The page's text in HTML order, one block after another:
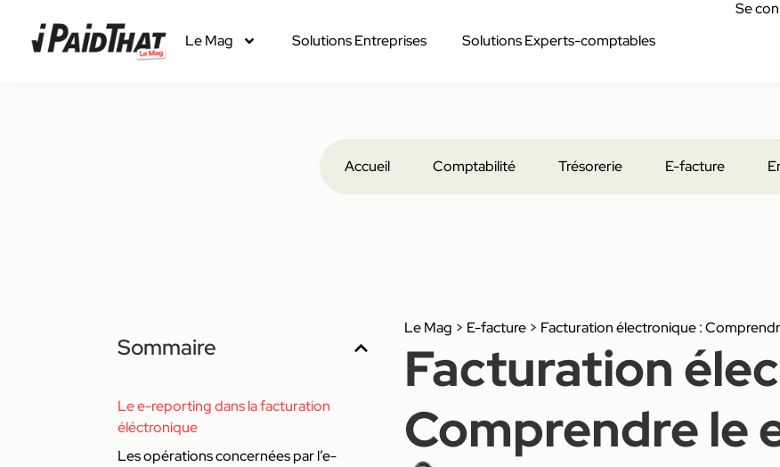
Le Mag Solutions Entreprises Solutions Experts-comptables
Se
Accueil Comptabilité Trésorerie E-facture
Sommaire
Le e-reporting dans la facturation
éléctronique
Les opérations concernées par l’e-
Le Mag > E-facture > Facturation électronique :
Facturation
Comprendre le